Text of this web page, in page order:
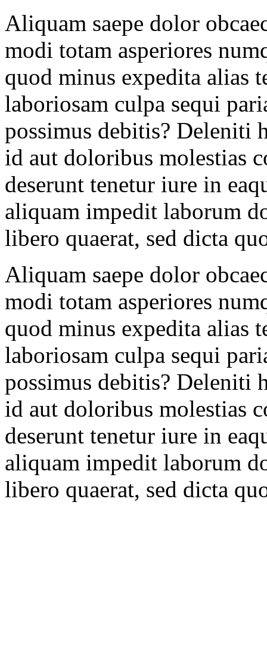
Aliquam saepe dolor
modi totam asperiores
quod minus expedita alias
laboriosam culpa sequi
possimus debitis? Deleniti
id aut doloribus molestias
deserunt tenetur iure in
aliquam impedit laborum
libero quaerat, sed dicta
Aliquam saepe dolor
modi totam asperiores
quod minus expedita alias
laboriosam culpa sequi
possimus debitis? Deleniti
id aut doloribus molestias
deserunt tenetur iure in
aliquam impedit laborum
libero quaerat, sed dicta